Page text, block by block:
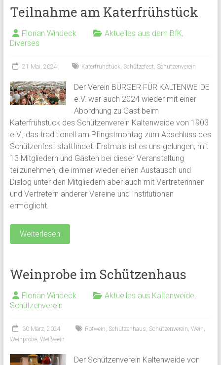
Teilnahme am Katerfrühstück
Florian Windeck Aktuelles aus dem BfK,
Diverses
21 Mai, 2024 Katerfrühstück, Schützefest, Schützenverein
Der Verein BÜRGER FÜR KALTENWEIDE
e.V. war auch 2024 wieder mit einer
Abordnung zu Gast beim
Katerfrühstück des Schützenverein Kaltenweide von 1903
e.V., das traditionell am Pfingstmontag zum Abschluss des
Schützenfest stattfindet. Erstmals ist es uns gelungen, mit
13 Mitgliedern und Gästen bei dieser Veranstaltung
teilzunehmen, die immer wieder einen Austausch und
Dialog unter den Mitgliedern aber auch mit Vertreterinnen
und Vertretern anderer Vereine und Institutionen
ermöglicht.
Weiterlesen
Weinprobe im Schützenhaus
Florian Windeck Aktuelles aus Kaltenweide,
Schützenverein
30 März, 2024 Rotwein, Schützenhaus, Schützenverein, Wein,
Weinprobe, Weißwein
Der Schützenverein Kaltenweide von